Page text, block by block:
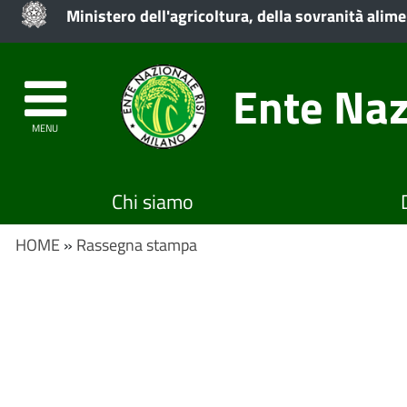
Ministero dell'agricoltura, della sovranità
MENU Ente
Chi siamo
HOME » Rassegna stampa